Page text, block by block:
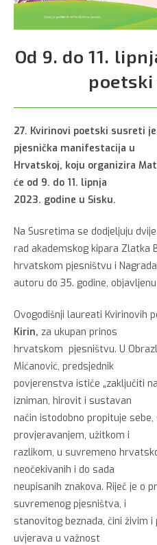
Od 9. do 11.
27. Kvirinovi poetski susreti
pjesnička manifestacija u
Hrvatskoj, koju organizira
će od 9. do 11. lipnja
2023. godine u Sisku.
Na Susretima se dodjeljuju
rad akademskog kipara Zlatka
hrvatskom pjesništvu i
autoru do 35. godine,
Ovogodišnji laureati Kvirinovih
Kirin, za ukupan prinos
hrvatskom pjesništvu. U
Mićanović, predsjednik
povjerenstva ističe „zaključiti
izniman, hirovit i sustavan
način istodobno propituje
provjeravanjem, užitkom i
razlikom, u suvremeno
neočekivanih i do sada
neupisanih znakova. Riječ je o
suvremenog pjesništva, i
stanovitog beznađa, čini živim
uvjerava u važnost